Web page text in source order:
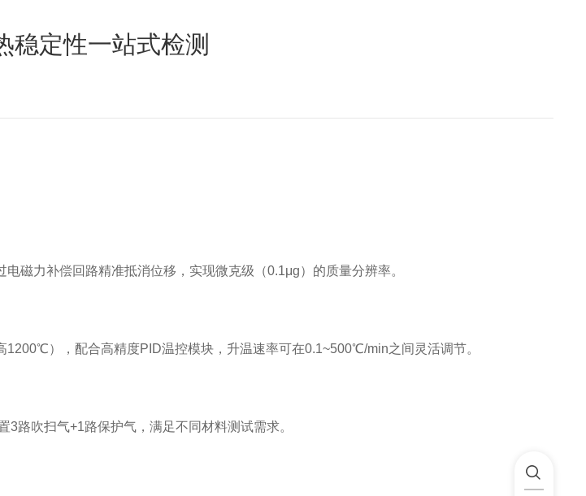
稳定性一站式检测
磁力补偿回路精准抵消位移，实现微克级（0.1μg）的质量分辨率。
），配合高精度PID温控模块，升温速率可在0.1~500℃/min之间灵活调节。
3路吹扫气+1路保护气，满足不同材料测试需求。